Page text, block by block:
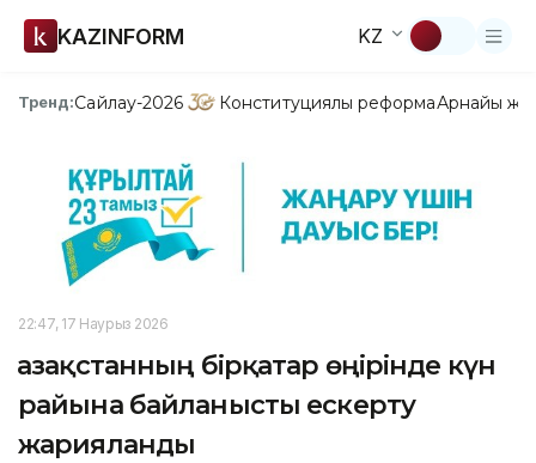
KAZINFORM KZ
Тренд:Сайлау-2026 Конституциялық реформаАрнайы
22:47, 17 Наурыз 2026
Қазақстанның бірқатар өңірінде күн
райына байланысты ескерту
жарияланды